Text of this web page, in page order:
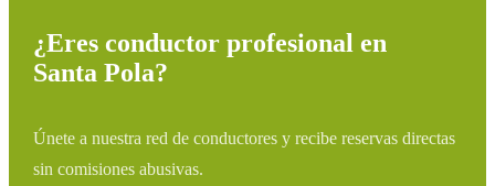
¿Eres conductor profesional en
Santa Pola?
Únete a nuestra red de conductores y recibe reservas directas
sin comisiones abusivas.